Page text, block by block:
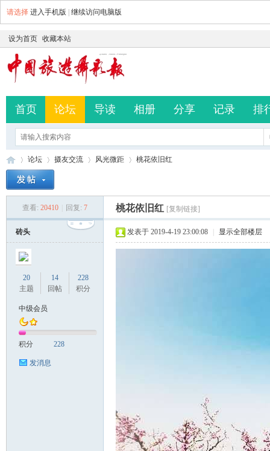
请选择 进入手机版 继续访问电脑版
设为首页 收藏本站
首页 论坛 导读 相册 分享 记录 排
论坛
›
摄友交流
›
风光微距
›
桃花依旧红
查看: 20410 回复: 7 桃花依旧红 [复制链接]
砖头
20
主题
14
回帖
228
积分
中级会员
积分 228
发消息
发表于 2019-4-19 23:00:08 显示全部楼层